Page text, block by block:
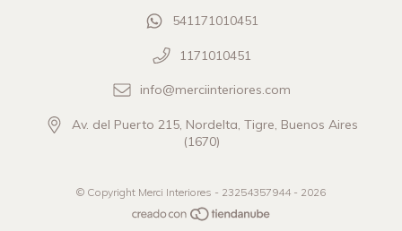
541171010451
1171010451
info@merciinteriores.com
Av. del Puerto 215, Nordelta, Tigre, Buenos Aires
(1670)
© Copyright Merci Interiores - 23254357944 - 2026